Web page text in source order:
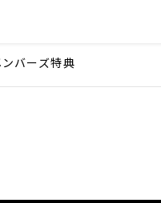
ンバーズ特典